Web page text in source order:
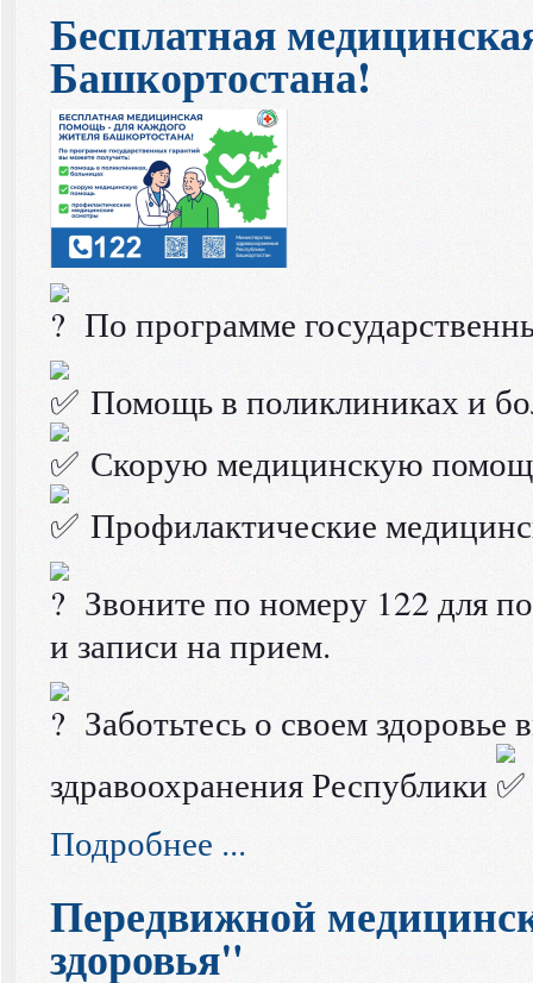
Бесплатная
Башкортостана!
По программе
Помощь в поликлиниках и
Скорую медицинскую
Профилактические
Звоните по номеру 122 для
и записи на прием.
Заботьтесь о своем
здравоохранения Республики
Подробнее ...
Передвижной
здоровья"